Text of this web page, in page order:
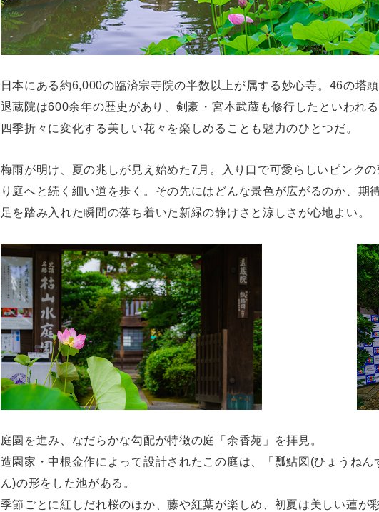
日本にある約6,000の臨済宗寺院の半数以上が属する妙心寺。46の塔
退蔵院は600余年の歴史があり、剣豪・宮本武蔵も修行したといわれる
四季折々に変化する美しい花々を楽しめることも魅力のひとつだ。
梅雨が明け、夏の兆しが見え始めた7月。入り口で可愛らしいピンク
り庭へと続く細い道を歩く。その先にはどんな景色が広がるのか、期
足を踏み入れた瞬間の落ち着いた新緑の静けさと涼しさが心地よい。
庭園を進み、なだらかな勾配が特徴の庭「余香苑」を拝見。
造園家・中根金作によって設計されたこの庭は、「瓢鮎図(ひょうねん
ん)の形をした池がある。
季節ごとに紅しだれ桜のほか、藤や紅葉が楽しめ、初夏は美しい蓮が